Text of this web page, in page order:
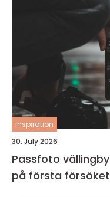
inspiration
30. July 2026
Passfoto vällingby så lyckas du med bilden
på första försöket